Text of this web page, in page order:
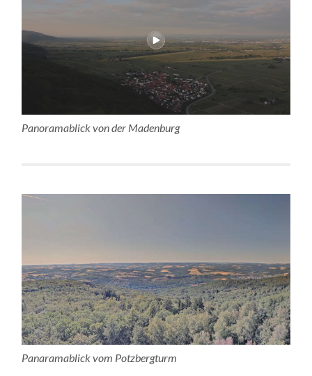
Panoramablick von der Madenburg
Panaramablick vom Potzbergturm